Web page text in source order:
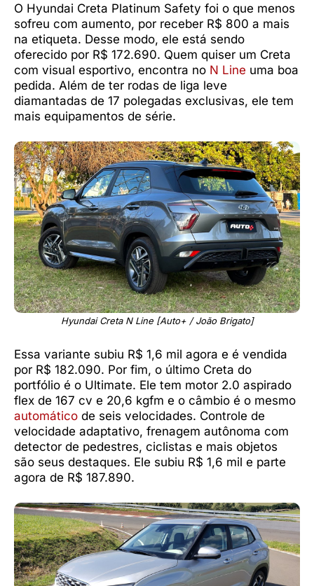
O Hyundai Creta Platinum Safety foi o que menos
sofreu com aumento, por receber R$ 800 a mais
na etiqueta. Desse modo, ele está sendo
oferecido por R$ 172.690. Quem quiser um Creta
com visual esportivo, encontra no N Line uma boa
pedida. Além de ter rodas de liga leve
diamantadas de 17 polegadas exclusivas, ele tem
mais equipamentos de série.
Hyundai Creta N Line [Auto+ / João Brigato]
Essa variante subiu R$ 1,6 mil agora e é vendida
por R$ 182.090. Por fim, o último Creta do
portfólio é o Ultimate. Ele tem motor 2.0 aspirado
flex de 167 cv e 20,6 kgfm e o câmbio é o mesmo
automático de seis velocidades. Controle de
velocidade adaptativo, frenagem autônoma com
detector de pedestres, ciclistas e mais objetos
são seus destaques. Ele subiu R$ 1,6 mil e parte
agora de R$ 187.890.